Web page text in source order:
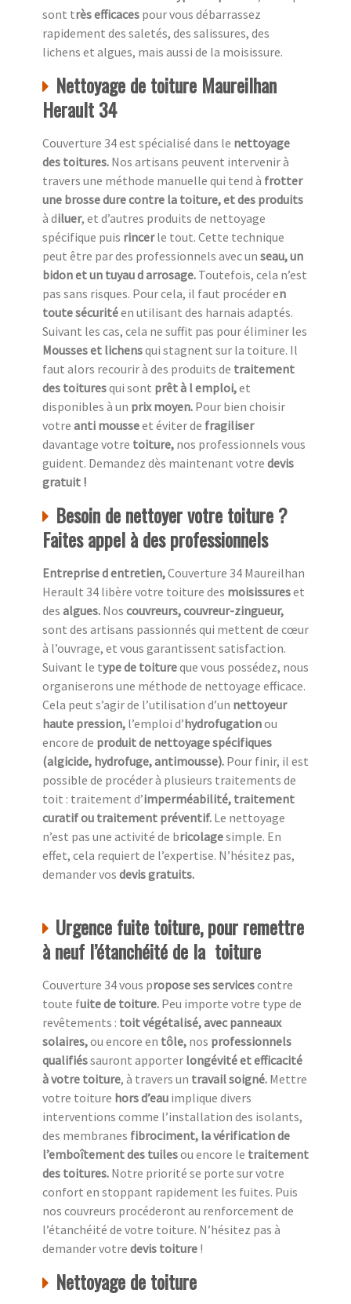
sont très efficaces pour vous débarrassez
rapidement des saletés, des salissures, des
lichens et algues, mais aussi de la moisissure.
Nettoyage de toiture Maureilhan
Herault 34
Couverture 34 est spécialisé dans le nettoyage
des toitures. Nos artisans peuvent intervenir à
travers une méthode manuelle qui tend à frotter
une brosse dure contre la toiture, et des produits
à diluer, et d’autres produits de nettoyage
spécifique puis rincerle tout. Cette technique
peut être par des professionnels avec un seau, un
bidon et un tuyau d arrosage. Toutefois, cela n’est
pas sans risques. Pour cela, il faut procéder en
toute sécuritéen utilisant des harnais adaptés.
Suivant les cas, cela ne suffit pas pour éliminer les
Mousses et lichensqui stagnent sur la toiture. Il
faut alors recourir à des produits de traitement
des toituresqui sont prêt à l emploi,et
disponibles à un prix moyen. Pour bien choisir
votre anti mousseet éviter de fragiliser
davantage votre toiture, nos professionnels vous
guident. Demandez dès maintenant votre devis
gratuit !
Besoin de nettoyer votre toiture ?
Faites appel à des professionnels
Entreprise d entretien,Couverture 34 Maureilhan
Herault 34 libère votre toiture des moisissureset
des algues. Nos couvreurs, couvreur-zingueur,
sont des artisans passionnés qui mettent de cœur
à l’ouvrage, et vous garantissent satisfaction.
Suivant le type de toitureque vous possédez, nous
organiserons une méthode de nettoyage efficace.
Cela peut s’agir de l’utilisation d’un nettoyeur
haute pression, l’emploi d’hydrofugationou
encore de produit de nettoyage spécifiques
(algicide, hydrofuge, antimousse). Pour finir, il est
possible de procéder à plusieurs traitements de
toit : traitement d’imperméabilité, traitement
curatif ou traitement préventif. Le nettoyage
n’est pas une activité de bricolagesimple. En
effet, cela requiert de l’expertise. N’hésitez pas,
demander vos devis gratuits.
Urgence fuite toiture, pour remettre
à neuf l’étanchéité de la toiture
Couverture 34 vous propose ses servicescontre
toute fuite de toiture. Peu importe votre type de
revêtements : toit végétalisé, avec panneaux
solaires,ou encore en tôle, nos professionnels
qualifiéssauront apporter longévité et efficacité
à votre toiture, à travers un travail soigné. Mettre
votre toiture hors d’eau implique divers
interventions comme l’installation des isolants,
des membranes fibrociment, la vérification de
l’emboîtement des tuilesou encore le traitement
des toitures. Notre priorité se porte sur votre
confort en stoppant rapidement les fuites. Puis
nos couvreurs procéderont au renforcement de
l’étanchéité de votre toiture. N’hésitez pas à
demander votre devis toiture !
Nettoyage de toiture